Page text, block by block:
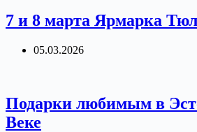
7 и 8 марта Ярмарка
05.03.2026
Подарки любимым в
Веке